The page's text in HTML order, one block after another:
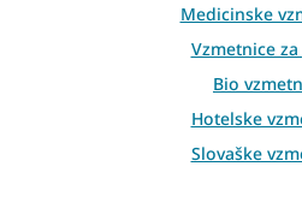
l
s
Medicinske
Vzmetnice
Bio
Hotelske
Slovaške